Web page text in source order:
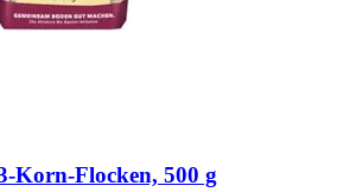
​Korn-​Flocken, 500 g